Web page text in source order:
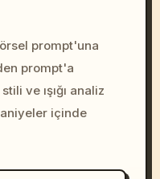
colors, 8k --v 6.0
prompt'una
prompt'a
ve ışığı analiz
içinde